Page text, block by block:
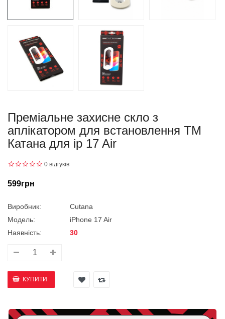
Преміальне захисне скло з
аплікатором для встановлення ТМ
Катана для ip 17 Air
0 відгуків
599грн
Виробник:
Cutana
Модель:
iPhone 17 Air
Наявність:
30